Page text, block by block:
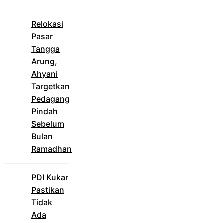
Relokasi
Pasar
Tangga
Arung,
Ahyani
Targetkan
Pedagang
Pindah
Sebelum
Bulan
Ramadhan
PDI Kukar
Pastikan
Tidak
Ada